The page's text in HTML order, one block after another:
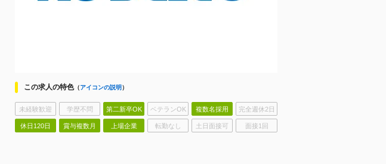
この求人の特色（アイコンの説明）
未経験歓迎 学歴不問 第二新卒OK ベテランOK 複数名採用 完全週休2日
休日120日 賞与複数月 上場企業 転勤なし 土日面接可 面接1回